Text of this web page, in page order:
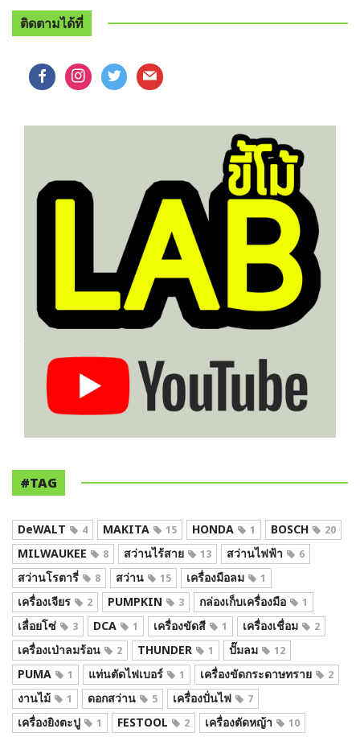
ติดตามได้ที่
facebookinstagram
twitter mail
#TAG
DeWALT 4 MAKITA 15 HONDA 1 BOSCH 20
MILWAUKEE 8 สว่านไร้สาย 13 สว่านไฟฟ้า 6
สว่านโรตารี่ 8 สว่าน 15 เครื่องมือลม 1
เครื่องเจียร 2 PUMPKIN 3 กล่องเก็บเครื่องมือ 1
เลื่อยโซ่ 3 DCA 1 เครื่องขัดสี 1 เครื่องเชื่อม 2
เครื่องเป่าลมร้อน 2 THUNDER 1 ปั๊มลม 12
PUMA 1 แท่นตัดไฟเบอร์ 1 เครื่องขัดกระดาษทราย 2
งานไม้ 1 ดอกสว่าน 5 เครื่องปั่นไฟ 7
เครื่องยิงตะปู 1 FESTOOL 2 เครื่องตัดหญ้า 10